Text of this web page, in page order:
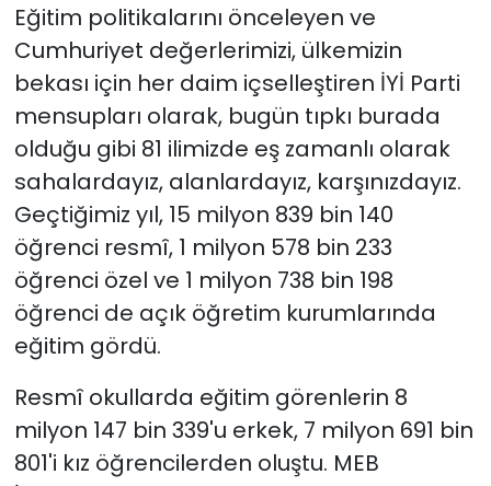
Eğitim politikalarını önceleyen ve
Cumhuriyet değerlerimizi, ülkemizin
bekası için her daim içselleştiren İYİ Parti
mensupları olarak, bugün tıpkı burada
olduğu gibi 81 ilimizde eş zamanlı olarak
sahalardayız, alanlardayız, karşınızdayız.
Geçtiğimiz yıl, 15 milyon 839 bin 140
öğrenci resmî, 1 milyon 578 bin 233
öğrenci özel ve 1 milyon 738 bin 198
öğrenci de açık öğretim kurumlarında
eğitim gördü.
Resmî okullarda eğitim görenlerin 8
milyon 147 bin 339'u erkek, 7 milyon 691 bin
801'i kız öğrencilerden oluştu. MEB